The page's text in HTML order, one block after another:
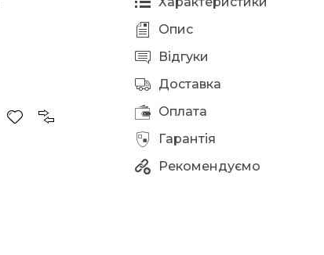
Опис
Відгуки
Доставка
Оплата
Гарантія
Рекомендуємо